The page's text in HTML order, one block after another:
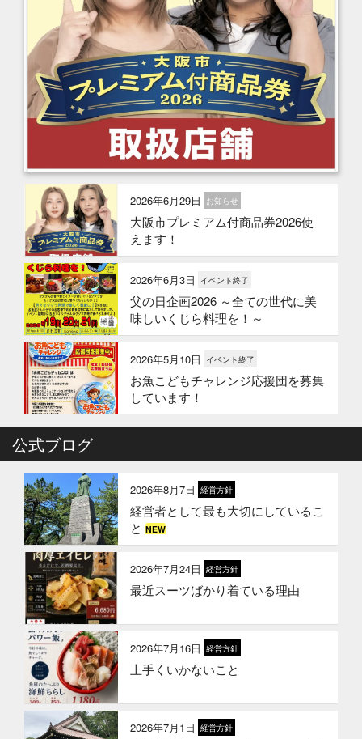
2026年6月29日 お知らせ
大阪市プレミアム付商品券2026使
えます！
2026年6月3日 イベント終了
父の日企画2026 ～全ての世代に美
味しいくじら料理を！～
2026年5月10日 イベント終了
お魚こどもチャレンジ応援団を募集
しています！
お魚こどもチャレンジ第10弾
2026年3月24日 イベント終了
お魚屋さんかぎやの創業祭
2026年3月10日 お知らせ
2026年1月21日 お知らせ
公式ブログ
2026年8月7日 経営方針
経営者として最も大切にしているこ
とNEW
2026年7月24日 経営方針
最近スーツばかり着ている理由
2026年7月16日 経営方針
上手くいかないこと
2026年7月1日 経営方針